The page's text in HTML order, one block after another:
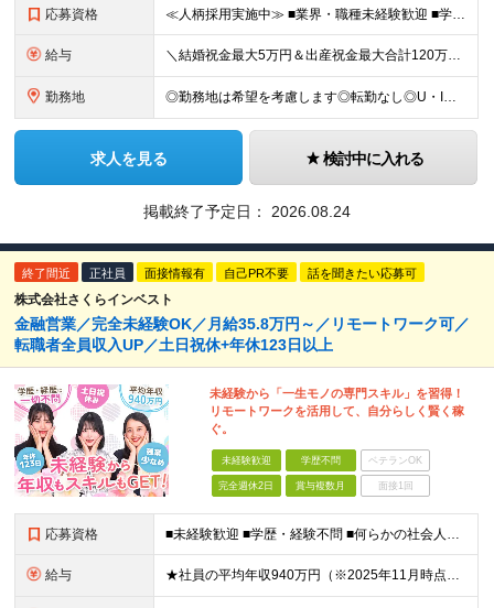
応募資格 ≪人柄採用実施中≫ ■業界・職種未経験歓迎 ■学歴不問 ■職歴や転職回数は一切不問 ■ブランクある方も相談可 ★育成前提の募集！ 今回の募集は事業拡大に伴う増員採用！ 欠員補充ではないため、 将来の
給与 ＼結婚祝金最大5万円＆出産祝金最大合計120万円！独自の手当をご用意／ 【東京】 月給28万700円～80万円＋歩合＋各種手当＋賞与年2回 【大阪】 月給26万8200円～80万円＋歩合＋各種手当＋
勤務地 ◎勤務地は希望を考慮します◎転勤なし◎U・Iターン歓迎 【本社】 大阪府大阪市西区京町堀１丁目１８−１５ 藤原ビル 2F ■以下、全国の各支店 ◎東北・関東エリア：仙台・千葉・東京第一（上野）・東
求人を見る 検討中に入れる
掲載終了予定日： 2026.08.24
終了間近 正社員 面接情報有 自己PR不要 話を聞きたい応募可
株式会社さくらインベスト
金融営業／完全未経験OK／月給35.8万円～／リモートワーク可／
転職者全員収入UP／土日祝休+年休123日以上
未経験から「一生モノの専門スキル」を習得！
リモートワークを活用して、自分らしく賢く稼
ぐ。
未経験歓迎 学歴不問 ベテランOK
完全週休2日 賞与複数月 面接1回
応募資格 ■未経験歓迎 ■学歴・経験不問 ■何らかの社会人経験がある方 ＜こんな方に向いています！＞ ・将来役立つ知識を⾝につけたい⽅ ・頑張った分評価されたい方 ・新しいことを学ぶのが好きな方 ・趣味
給与 ★社員の平均年収940万円（※2025年11月時点） ★転職者は全員収入アップを実現 ★入社半年で昇給した実績あり！ 月給35万8,000円～（固定残業代含む）＋インセンティブ ＋賞与（年2回）